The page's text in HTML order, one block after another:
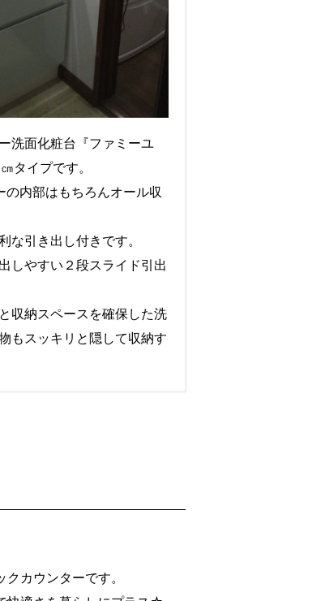
洗面化粧台『ファミーユ
タイプです。
内部はもちろんオール収
な引き出し付きです。
しやすい２段スライド引出
収納スペースを確保した洗
もスッキリと隠して収納す
カウンターです。